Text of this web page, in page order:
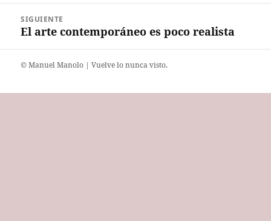
SIGUIENTE
Entrada
El arte contemporáneo es poco realista
©️ Manuel Manolo | Vuelve lo nunca visto.